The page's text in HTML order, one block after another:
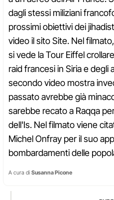
dagli stessi miliziani
prossimi obiettivi dei
video il sito Site. Nel
si vede la Tour Eiffel
raid francesi in Siria e degli
secondo video mostra
passato avrebbe già
sarebbe recato a Raqqa
dell'Is. Nel filmato viene
Michel Onfray per il suo
bombardamenti delle
A cura di Susanna Picone